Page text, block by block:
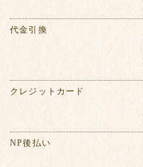
代金引換
クレジットカード
NP後払い